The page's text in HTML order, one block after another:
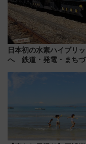
日本初の水素ハイブリ
へ 鉄道・発電・まちづ